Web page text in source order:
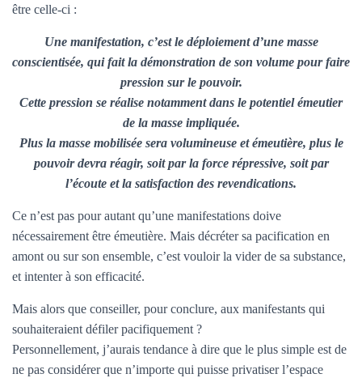
être celle-ci :
Une manifestation, c’est le déploiement d’une masse
conscientisée, qui fait la démonstration de son volume pour faire
pression sur le pouvoir.
Cette pression se réalise notamment dans le potentiel émeutier
de la masse impliquée.
Plus la masse mobilisée sera volumineuse et émeutière, plus le
pouvoir devra réagir, soit par la force répressive, soit par
l’écoute et la satisfaction des revendications.
Ce n’est pas pour autant qu’une manifestations doive
nécessairement être émeutière. Mais décréter sa pacification en
amont ou sur son ensemble, c’est vouloir la vider de sa substance,
et intenter à son efficacité.
Mais alors que conseiller, pour conclure, aux manifestants qui
souhaiteraient défiler pacifiquement ?
Personnellement, j’aurais tendance à dire que le plus simple est de
ne pas considérer que n’importe qui puisse privatiser l’espace